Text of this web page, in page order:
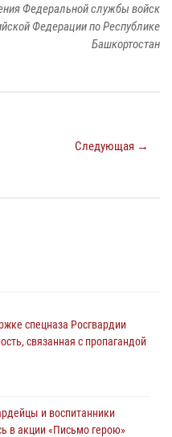
Федеральной службы войск
Федерации по Республике
Башкортостан
Следующая →
спецназа Росгвардии
связанная с пропагандой
и воспитанники
в акции «Письмо герою»